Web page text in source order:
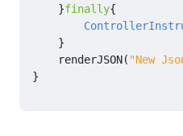
}finally{
}
renderJSON( "New
}